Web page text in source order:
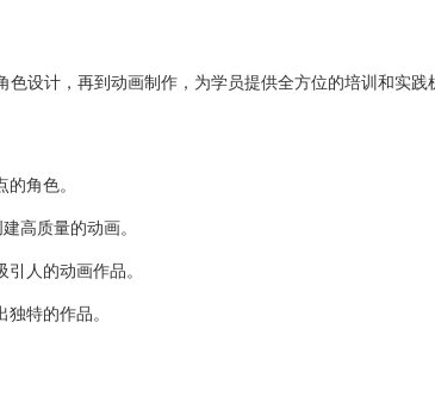
设计，再到动画制作，为学员提供全方位的培训和实践
角色。
高质量的动画。
人的动画作品。
特的作品。